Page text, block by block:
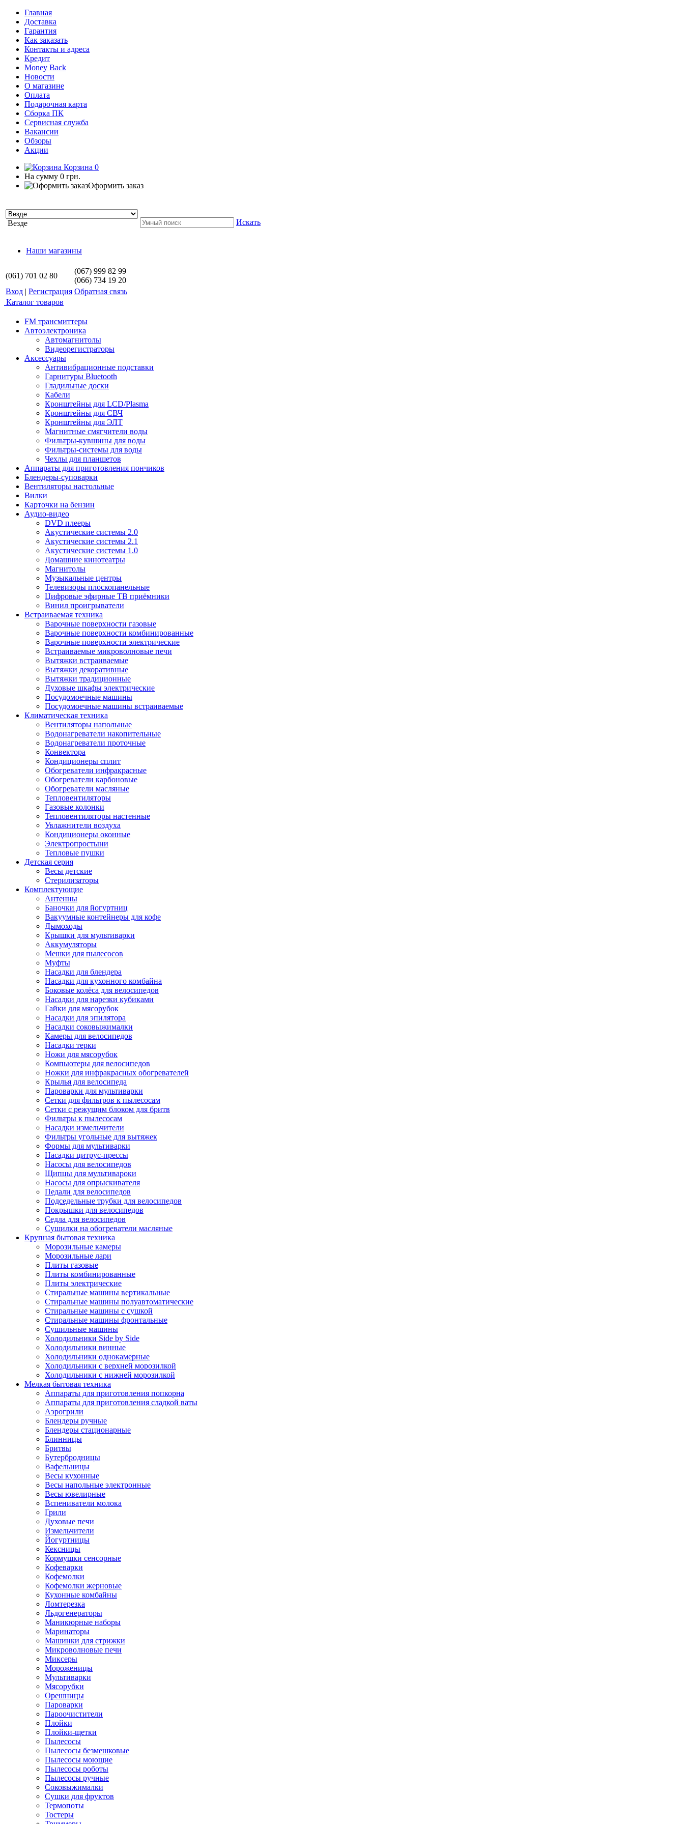
Главная
Доставка
Гарантия
Как заказать
Контакты и адреса
Кредит
Money Back
Новости
О магазине
Оплата
Подарочная карта
Сборка ПК
Сервисная служба
Вакансии
Обзоры
Акции
Корзина 0
На сумму 0 грн.
Оформить заказ
Везде Искать
Наши магазины
(061) 701 02 80
(067) 999 82 99
(066) 734 19 20
Вход | Регистрация Обратная связь
Каталог товаров
FM трансмиттеры
Автоэлектроника
Автомагнитолы
Видеорегистраторы
Аксессуары
Антивибрационные подставки
Гарнитуры Bluetooth
Гладильные доски
Кабели
Кронштейны для LCD/Plasma
Кронштейны для СВЧ
Кронштейны для ЭЛТ
Магнитные смягчители воды
Фильтры-кувшины для воды
Фильтры-системы для воды
Чехлы для планшетов
Аппараты для приготовления пончиков
Блендеры-суповарки
Вентиляторы настольные
Вилки
Карточки на бензин
Аудио-видео
DVD плееры
Акустические системы 2.0
Акустические системы 2.1
Акустические системы 1.0
Домашние кинотеатры
Магнитолы
Музыкальные центры
Телевизоры плоскопанельные
Цифровые эфирные ТВ приёмники
Винил проигрыватели
Встраиваемая техника
Варочные поверхности газовые
Варочные поверхности комбинированные
Варочные поверхности электрические
Встраиваемые микроволновые печи
Вытяжки встраиваемые
Вытяжки декоративные
Вытяжки традиционные
Духовые шкафы электрические
Посудомоечные машины
Посудомоечные машины встраиваемые
Климатическая техника
Вентиляторы напольные
Водонагреватели накопительные
Водонагреватели проточные
Конвектора
Кондиционеры сплит
Обогреватели инфракрасные
Обогреватели карбоновые
Обогреватели масляные
Тепловентиляторы
Газовые колонки
Тепловентиляторы настенные
Увлажнители воздуха
Кондиционеры оконные
Электропростыни
Тепловые пушки
Детская серия
Весы детские
Стерилизаторы
Комплектующие
Антенны
Баночки для йогуртниц
Вакуумные контейнеры для кофе
Дымоходы
Крышки для мультиварки
Аккумуляторы
Мешки для пылесосов
Муфты
Насадки для блендера
Насадки для кухонного комбайна
Боковые колёса для велосипедов
Насадки для нарезки кубиками
Гайки для мясорубок
Насадки для эпилятора
Насадки соковыжималки
Камеры для велосипедов
Насадки терки
Ножи для мясорубок
Компьютеры для велосипедов
Ножки для инфракрасных обогревателей
Крылья для велосипеда
Пароварки для мультиварки
Сетки для фильтров к пылесосам
Сетки с режущим блоком для бритв
Фильтры к пылесосам
Насадки измельчители
Фильтры угольные для вытяжек
Формы для мультиварки
Насадки цитрус-прессы
Насосы для велосипедов
Щипцы для мультивароки
Насосы для опрыскивателя
Педали для велосипедов
Подседельные трубки для велосипедов
Покрышки для велосипедов
Седла для велосипедов
Сушилки на обогреватели масляные
Крупная бытовая техника
Морозильные камеры
Морозильные лари
Плиты газовые
Плиты комбинированные
Плиты электрические
Стиральные машины вертикальные
Стиральные машины полуавтоматические
Стиральные машины с сушкой
Стиральные машины фронтальные
Сушильные машины
Холодильники Side by Side
Холодильники винные
Холодильники однокамерные
Холодильники с верхней морозилкой
Холодильники с нижней морозилкой
Мелкая бытовая техника
Аппараты для приготовления попкорна
Аппараты для приготовления сладкой ваты
Аэрогрили
Блендеры ручные
Блендеры стационарные
Блинницы
Бритвы
Бутербродницы
Вафельницы
Весы кухонные
Весы напольные электронные
Весы ювелирные
Вспениватели молока
Грили
Духовые печи
Измельчители
Йогуртницы
Кексницы
Кормушки сенсорные
Кофеварки
Кофемолки
Кофемолки жерновые
Кухонные комбайны
Ломтерезка
Льдогенераторы
Маникюрные наборы
Маринаторы
Машинки для стрижки
Микроволновые печи
Миксеры
Мороженицы
Мультиварки
Мясорубки
Орешницы
Пароварки
Пароочистители
Плойки
Плойки-щетки
Пылесосы
Пылесосы безмешковые
Пылесосы моющие
Пылесосы роботы
Пылесосы ручные
Соковыжималки
Сушки для фруктов
Термопоты
Тостеры